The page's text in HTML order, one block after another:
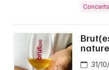
nature
31/